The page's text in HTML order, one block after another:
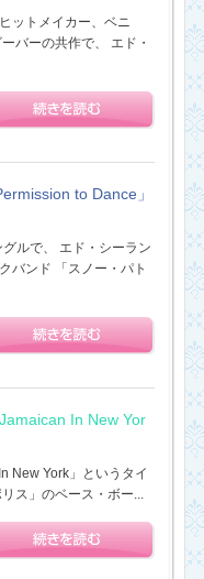
ットメイカー、ベニ
バーの共作で、 エド・
to Dance」
ルで、 エド・シーラン
バンド 「スノー・パト
In New Yor
New York」というタイ
ス」のベース・ボー...